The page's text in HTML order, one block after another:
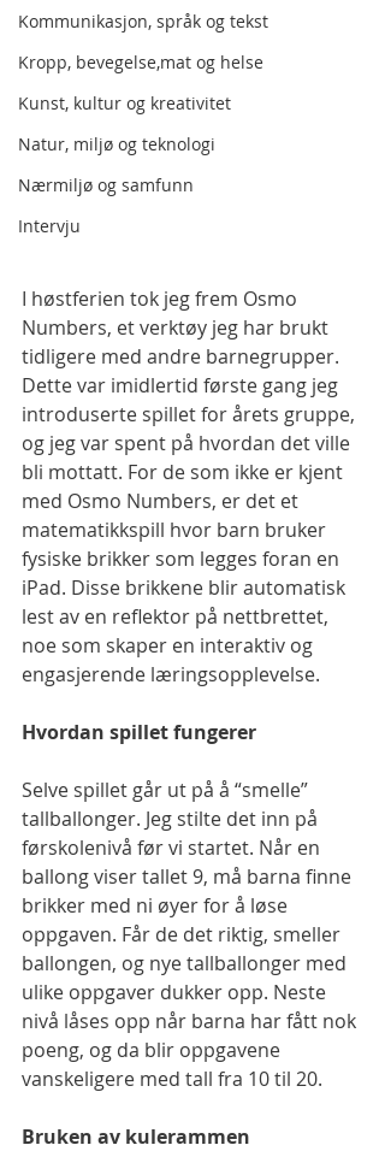
Kommunikasjon, språk og tekst
Kropp, bevegelse,mat og helse
Kunst, kultur og kreativitet
Natur, miljø og teknologi
Nærmiljø og samfunn
Intervju
I høstferien tok jeg frem Osmo
Numbers, et verktøy jeg har brukt
tidligere med andre barnegrupper.
Dette var imidlertid første gang jeg
introduserte spillet for årets gruppe,
og jeg var spent på hvordan det ville
bli mottatt. For de som ikke er kjent
med Osmo Numbers, er det et
matematikkspill hvor barn bruker
fysiske brikker som legges foran en
iPad. Disse brikkene blir automatisk
lest av en reflektor på nettbrettet,
noe som skaper en interaktiv og
engasjerende læringsopplevelse.
Hvordan spillet fungerer
Selve spillet går ut på å “smelle”
tallballonger. Jeg stilte det inn på
førskolenivå før vi startet. Når en
ballong viser tallet 9, må barna finne
brikker med ni øyer for å løse
oppgaven. Får de det riktig, smeller
ballongen, og nye tallballonger med
ulike oppgaver dukker opp. Neste
nivå låses opp når barna har fått nok
poeng, og da blir oppgavene
vanskeligere med tall fra 10 til 20.
Bruken av kulerammen